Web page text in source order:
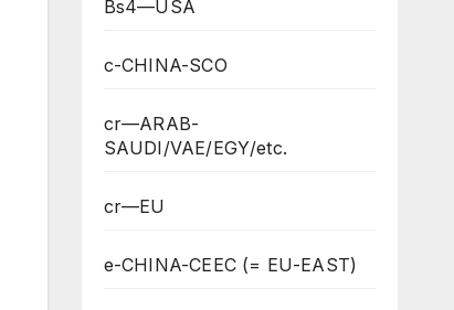
Bs4—USA
c-CHINA-SCO
cr—ARAB-
SAUDI/VAE/EGY/etc.
cr—EU
e-CHINA-CEEC (= EU-EAST)